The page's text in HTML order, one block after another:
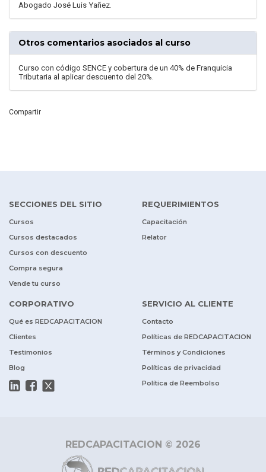
Abogado José Luis Yañez.
Otros comentarios asociados al curso
Curso con código SENCE y cobertura de un 40% de Franquicia
Tributaria al aplicar descuento del 20%.
Compartir
SECCIONES DEL SITIO
Cursos
Cursos destacados
Cursos con descuento
Compra segura
Vende tu curso
REQUERIMIENTOS
Capacitación
Relator
CORPORATIVO
Qué es REDCAPACITACION
Clientes
Testimonios
Blog
SERVICIO AL CLIENTE
Contacto
Políticas de REDCAPACITACION
Términos y Condiciones
Políticas de privacidad
Política de Reembolso
REDCAPACITACION © 2026